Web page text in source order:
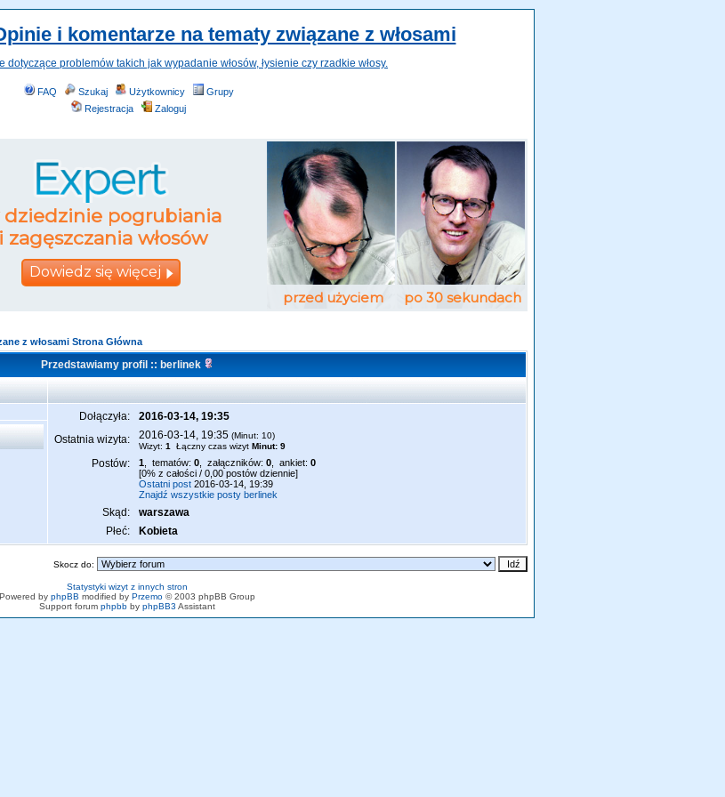
i komentarze na tematy związane z włosami
dotyczące problemów takich jak wypadanie włosów, łysienie czy rzadkie włosy.
FAQ Szukaj Użytkownicy
Grupy
Rejestracja
Zaloguj
z włosami Strona Główna
Przedstawiamy profil :: berlinek
Dołączyła:
2016-03-14, 19:35
Ostatnia wizyta:
2016-03-14, 19:35 (Minut: 10)
Wizyt: 1 Łączny czas wizyt Minut: 9
Postów: 1 , tematów: 0 , załączników: 0 , ankiet: 0
[0% z całości / 0,00 postów dziennie]
Ostatni post 2016-03-14, 19:39
Znajdź wszystkie posty berlinek
Skąd:
warszawa
Płeć:
Kobieta
Skocz do:
Statystyki wizyt z innych stron
Powered by phpBB modified by Przemo © 2003 phpBB Group
Support forum phpbb by phpBB3 Assistant